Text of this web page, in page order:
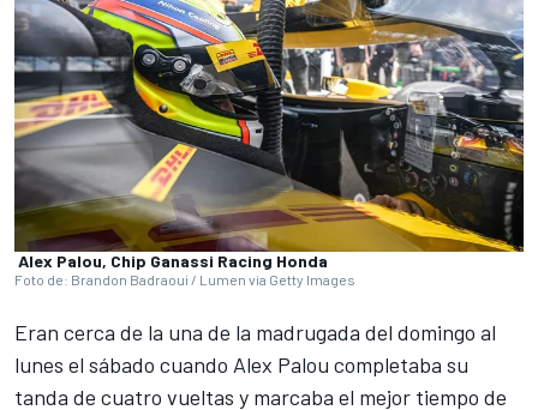
Alex Palou, Chip Ganassi Racing Honda
Foto de: Brandon Badraoui / Lumen via Getty Images
Eran cerca de la una de la madrugada del domingo al
lunes el sábado cuando Alex Palou completaba su
tanda de cuatro vueltas y marcaba el mejor tiempo de